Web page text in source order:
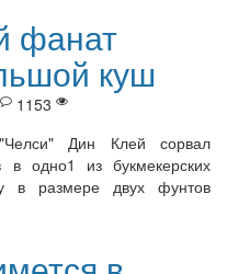
фанат
куш
1153
Дин Клей сорвал
одно1 из букмекерских
в размере двух фунтов